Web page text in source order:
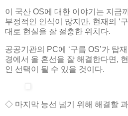
이 국산 OS에 대한 이야기는 지금
부정적인 인식이 많지만, 현재의 ‘
대로 현실을 잘 절충한 위치다.
공공기관의 PC에 ‘구름 OS’가 탑
경에서 올 혼선을 잘 해결한다면,
인 선택이 될 수 있을 것이다.
◇ 마지막 능선 넘기 위해 해결할